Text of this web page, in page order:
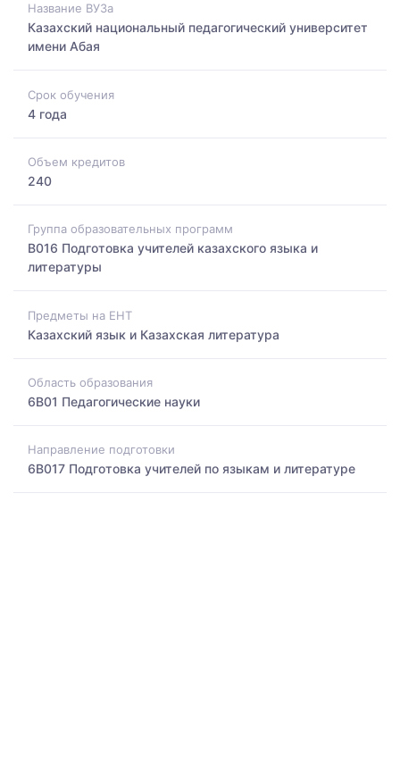
Название ВУЗа
Казахский национальный педагогический университет
имени Абая
Срок обучения
4 года
Объем кредитов
240
Группа образовательных программ
B016 Подготовка учителей казахского языка и
литературы
Предметы на ЕНТ
Казахский язык и Казахская литература
Область образования
6B01 Педагогические науки
Направление подготовки
6B017 Подготовка учителей по языкам и литературе